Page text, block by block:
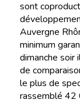
sont
Auvergne
minimum
dimanche
de
le plus de
rassemblé 42